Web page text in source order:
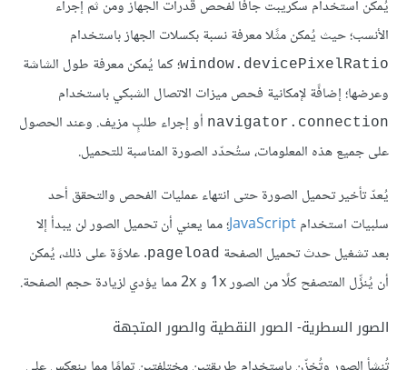
يُمكن استخدام سكريبت جافا لفحص قدرات الجهاز ومن ثم إجراء
الأنسب؛ حيث يُمكن مثًلا معرفة نسبة بكسلات الجهاز باستخدام
window.devicePixelRatio؛ كما يُمكن معرفة طول الشاشة
وعرضها؛ إضافًة لإمكانية فحص ميزات الاتصال الشبكي باستخدام
navigator.connection أو إجراء طلبٍ مزيف. وعند الحصول
على جميع هذه المعلومات، ستُحدّد الصورة المناسبة للتحميل.
يُعدّ تأخير تحميل الصورة حتى انتهاء عمليات الفحص والتحقق أحد
سلبيات استخدامJavaScript؛ مما يعني أن تحميل الصور لن يبدأ إلا
بعد تشغيل حدث تحميل الصفحة pageload. علاوًة على ذلك، يُمكن
أن يُنزِّل المتصفح كلًا من الصور 1x و 2x مما يؤدي لزيادة حجم الصفحة.
الصور السطرية- الصور النقطية والصور المتجهة